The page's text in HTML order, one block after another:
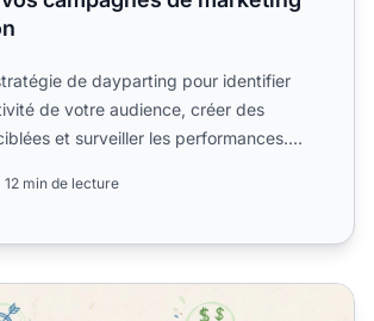
de dayparting pour identifier
de votre audience, créer des
et surveiller les performances.
12 min de lecture
de la publicité display en ligne